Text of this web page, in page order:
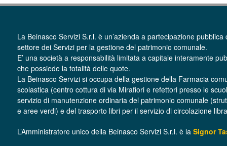
La Beinasco Servizi S.r.l. è un’azienda a partecipazione
settore dei Servizi per la gestione del patrimonio comunale.
E’ una società a responsabilità limitata a capitale interamente
che possiede la totalità delle quote.
La Beinasco Servizi si occupa della gestione della Farmacia
scolastica (centro cottura di via Mirafiori e refettori presso le
servizio di manutenzione ordinaria del patrimonio comunale
e aree verdi) e del trasporto libri per il servizio di circolazione
L’Amministratore unico della Beinasco Servizi S.r.l. è la Signor